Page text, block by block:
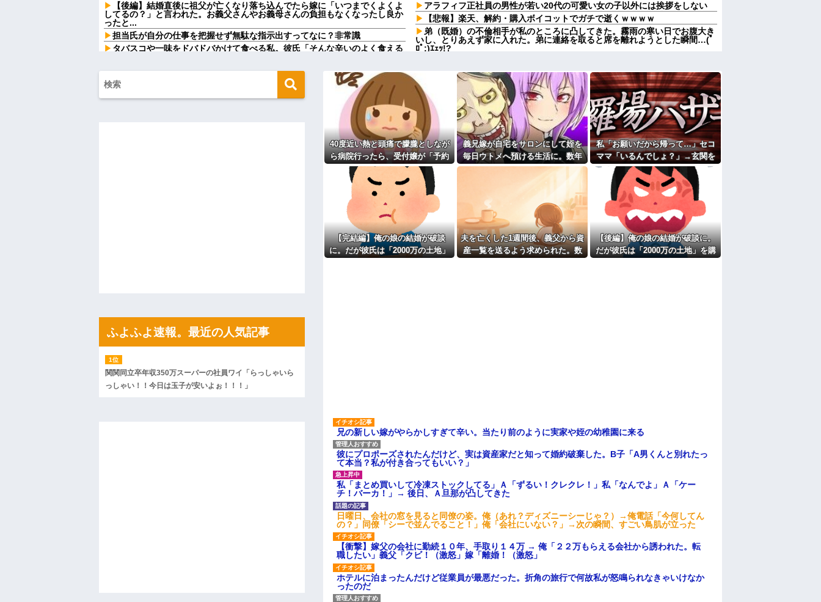
【後編】結婚直後に祖父が亡くなり落ち込んでたら嫁に「いつまでくよくよ
してるの？」と言われた。お義父さんやお義母さんの負担もなくなったし良か
ったと...
担当氏が自分の仕事を把握せず無駄な指示出すってなに？非常識
タバスコや一味をドバドバかけて食べる私。彼氏「そんな辛いのよく食える
父が十数年前のビデオテープを発見。当時5歳だった自分の映像を見返して
みると、思わぬ事実に気づいて…
俺「いただきます」パクッ 俺「う…」嫁「じゃ、私もいただきまーす」俺
「やめろ！食べるな！お前！コロすつもりか！？」嫁「ひどい！」俺「だっ
ワンピース原作者・尾田栄一郎が描いた担当編集の似顔絵「ムダに東大卒」
ワイ手取り15万正社員→副業でウーバーやってるんやが金がない
【衝撃】YouTuber山口達也さん、チェンソーで竹を切るだけで600万再生
を突破してしまう←正直、こう言うのでいいんだよなw w w w w w w w
【朗報】AKB48エースの『尻の割れ目』セ■クスすぎんだろwwwww
有吉「『俺テレビ見ない』って言う奴おかしいだろ。団子屋で『団子食べな
義兄嫁が自宅をサロンにして姪を毎日ウトメへ預ける生活に。数年後、その
ハードオフに売っていた4万4000円のフィギュアがヤバすぎるｗｗｗｗｗｗ
私「ちょっと、人の家の金庫触らないでよ！」キチママ『そこに金庫があっ
んだ！降りてこいよ！」と怒鳴りだし...
【衝撃】報酬100万円超の治験募集がこちらｗｗｗｗｗ(※画像あり)
【愕然】白のクラウン俺氏、高速道路左車線を制限速度で走った結果
wwwwwwwwwwww
百年の恋12-899 食べた量を張り合ってくる
アラフィフ正社員の男性が若い20代の可愛い女の子以外には挨拶をしない
【悲報】楽天、解約・購入ボイコットでガチで逝くｗｗｗｗ
弟（既婚）の不倫相手が私のところに凸してきた。霧雨の寒い日でお腹大き
いし、とりあえず家に入れた。弟に連絡を取ると席を離れようとした瞬間…(ﾟ
ﾛﾟ;)ｴｪｯ!?
電車内で好きな子がバレてからかわれていた男子高校生、見かねた友人が
「人を好きになって何が悪いんだよ」と参考書を読みながら淡々と話してた←
カッコ良すぎだろ
管理入院を1ヶ月することになり、母がかけていた医療保険が100万お金がお
りることになったが、私には一銭も渡す気なし。夫｢親として理解できない｣→
これは普通なの？
女を作って家を出たコトメ夫。コトメ「帰ってきてくれないなら放火する」
→近所のお店に本当に放火して逮捕→心神喪失で僅か数ヶ月で釈放→生活保護
で遊んで暮らしてる
妹の元彼がDVモラハラ男だった
旦那を亡くして８年。介護するつもりでウトメと同居してたのに「早く出て
行け」とコトメがうるさい。私もウトメも納得して同居してるんだから干渉し
ないでくれる！
お前ら『ペルチェ素子の首ネッククーラー』使ったことあるか？
主な税金の成り立ちを調べてみたよ
40度近い熱と頭痛で朦朧としなが
ら病院行ったら、受付嬢が「予約
のない人は診ません」と拒否され
た。タクシーを呼ぶための電話も
貸してくれず...
義兄嫁が自宅をサロンにして姪を
毎日ウトメへ預ける生活に。数年
後、そのツケが一気に回ってき
て…
私「お願いだから帰って…」セコ
ママ「いるんでしょ？」→玄関を
ガチャガチャされ、警察を呼ぶ事
態になって…
【完結編】俺の娘の結婚が破談
に。だが彼氏は「2000万の土地」
夫を亡くした1週間後、義父から資
産一覧を送るよう求められた。数
【後編】俺の娘の結婚が破談に。
だが彼氏は「2000万の土地」を購
兄の新しい嫁がやらかしすぎて辛い。当たり前のように実家や姪の幼稚園に来る
彼にプロポーズされたんだけど、実は資産家だと知って婚約破棄した。B子「A男くんと別れたっ
て本当？私が付き合ってもいい？」
私「まとめ買いして冷凍ストックしてる」Ａ「ずるい！クレクレ！」私「なんでよ」Ａ「ケー
チ！バーカ！」→ 後日、Ａ旦那が凸してきた
日曜日、会社の窓を見ると同僚の姿。俺（あれ？ディズニーシーじゃ？）→俺電話「今何してん
の？」同僚「シーで並んでること！」俺「会社にいない？」→次の瞬間、すごい鳥肌が立った
【衝撃】嫁父の会社に勤続１０年、手取り１４万 → 俺「２２万もらえる会社から誘われた。転
職したい」義父「クビ！（激怒」嫁「離婚！（激怒」
ホテルに泊まったんだけど従業員が最悪だった。折角の旅行で何故私が怒鳴られなきゃいけなか
ったのだ
ふよふよ速報。最近の人気記事
関関同立卒年収350万スーパーの社員ワイ「らっしゃいら
っしゃい！！今日は玉子が安いよぉ！！！」